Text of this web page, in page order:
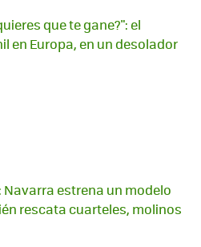
que te gane?": el
en Europa, en un desolador
estrena un modelo
rescata cuarteles, molinos